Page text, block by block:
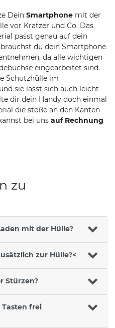
Dein Smartphone mit der
vor Kratzer und Co. Das
passt genau auf dein
du dein Smartphone
da alle wichtigen
eingearbeitet sind.
Schutzhülle im
sie lässt sich auch leicht
dir dein Handy doch einmal
die stöße an den Kanten
bei uns auf Rechnung
zu
mit der Hülle?
zur Hülle?<
Stürzen?
Tasten frei